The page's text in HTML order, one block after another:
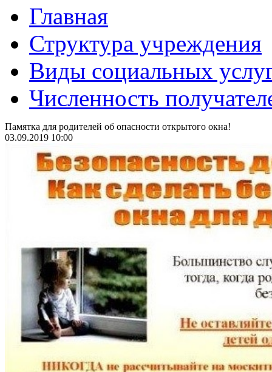
Главная
Структура учреждения
Виды социальных
Численность
Памятка для родителей об опасности открытого окна!
03.09.2019 10:00